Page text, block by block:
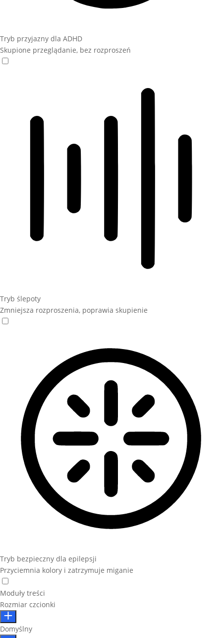
Tryb przyjazny dla ADHD
Skupione przeglądanie, bez rozproszeń
Tryb ślepoty
Zmniejsza rozproszenia, poprawia skupienie
Tryb bezpieczny dla epilepsji
Przyciemnia kolory i zatrzymuje miganie
Moduły treści
Rozmiar czcionki
Domyślny